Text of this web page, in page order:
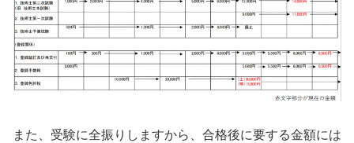
また、受験に全振りしますから、合格後に要する金額には